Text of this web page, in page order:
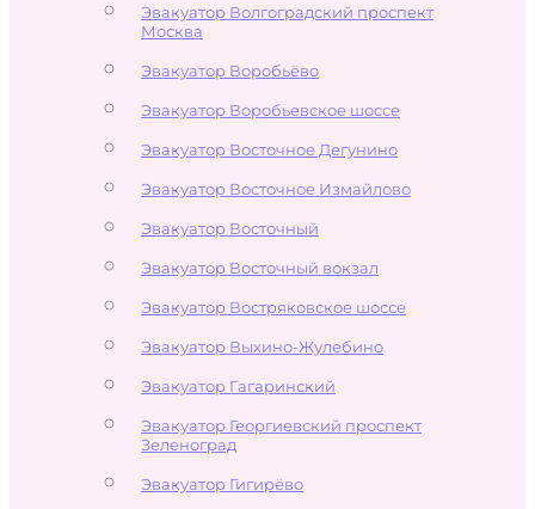
Эвакуатор Волгоградский проспект
Москва
Эвакуатор Воробьёво
Эвакуатор Воробьевское шоссе
Эвакуатор Восточное Дегунино
Эвакуатор Восточное Измайлово
Эвакуатор Восточный
Эвакуатор Восточный вокзал
Эвакуатор Востряковское шоссе
Эвакуатор Выхино-Жулебино
Эвакуатор Гагаринский
Эвакуатор Георгиевский проспект
Зеленоград
Эвакуатор Гигирёво